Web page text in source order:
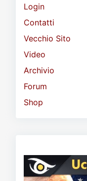
Login
Contatti
Vecchio Sito
Video
Archivio
Forum
Shop